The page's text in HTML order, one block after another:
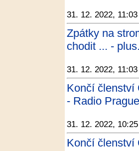
31. 12. 2022, 11:03
Zpátky na
chodit ... -
31. 12. 2022, 11:03
Končí členství
- Radio
31. 12. 2022, 10:25
Končí členství